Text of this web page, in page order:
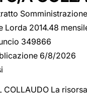
Somministrazione
Lorda 2014.48
349866
6/8/2026
COLLAUDO La